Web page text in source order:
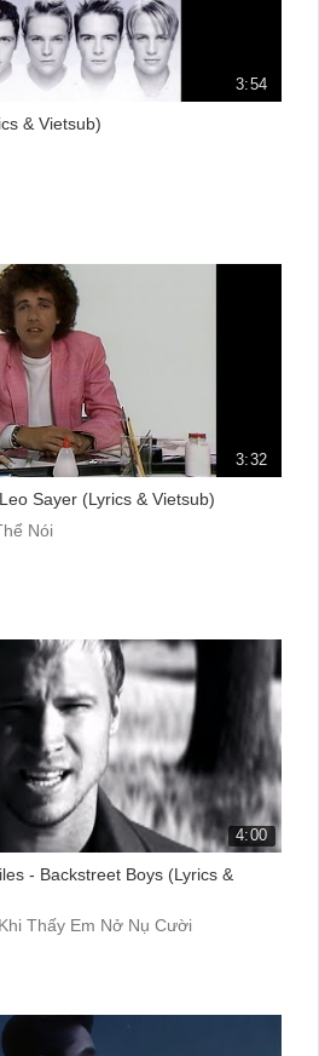
3:54
& Vietsub)
3:32
Sayer (Lyrics & Vietsub)
Nói
4:00
- Backstreet Boys (Lyrics &
Thấy Em Nở Nụ Cười